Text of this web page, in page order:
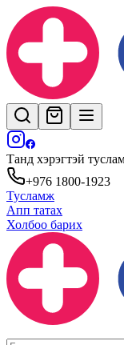
Танд хэрэгтэй
+976 1800-1923
Тусламж
Апп татах
Холбоо барих